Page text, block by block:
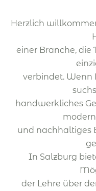
Herzlich
einer Branche,
verbindet. Wenn
handwerkliches
und nachhaltiges
In Salzburg
der Lehre über